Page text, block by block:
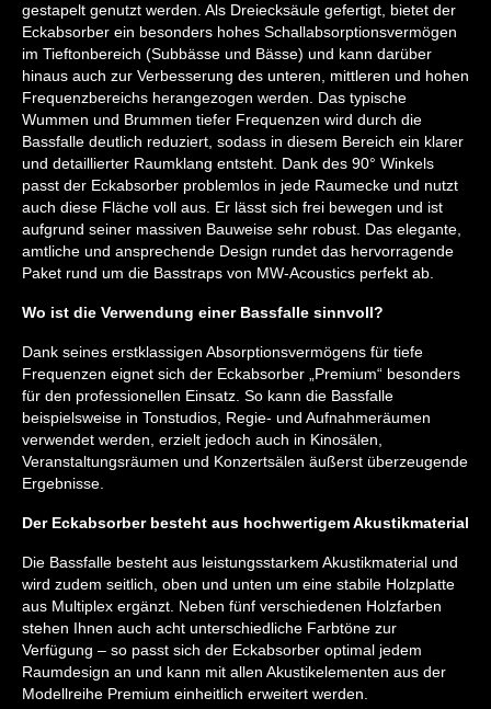
gestapelt genutzt werden. Als Dreiecksäule gefertigt, bietet der
Eckabsorber ein besonders hohes Schallabsorptionsvermögen
im Tieftonbereich (Subbässe und Bässe) und kann darüber
hinaus auch zur Verbesserung des unteren, mittleren und hohen
Frequenzbereichs herangezogen werden. Das typische
Wummen und Brummen tiefer Frequenzen wird durch die
Bassfalle deutlich reduziert, sodass in diesem Bereich ein klarer
und detaillierter Raumklang entsteht. Dank des 90° Winkels
passt der Eckabsorber problemlos in jede Raumecke und nutzt
auch diese Fläche voll aus. Er lässt sich frei bewegen und ist
aufgrund seiner massiven Bauweise sehr robust. Das elegante,
amtliche und ansprechende Design rundet das hervorragende
Paket rund um die Basstraps von MW-Acoustics perfekt ab.
Wo ist die Verwendung einer Bassfalle sinnvoll?
Dank seines erstklassigen Absorptionsvermögens für tiefe
Frequenzen eignet sich der Eckabsorber „Premium“ besonders
für den professionellen Einsatz. So kann die Bassfalle
beispielsweise in Tonstudios, Regie- und Aufnahmeräumen
verwendet werden, erzielt jedoch auch in Kinosälen,
Veranstaltungsräumen und Konzertsälen äußerst überzeugende
Ergebnisse.
Der Eckabsorber besteht aus hochwertigem Akustikmaterial
Die Bassfalle besteht aus leistungsstarkem Akustikmaterial und
wird zudem seitlich, oben und unten um eine stabile Holzplatte
aus Multiplex ergänzt. Neben fünf verschiedenen Holzfarben
stehen Ihnen auch acht unterschiedliche Farbtöne zur
Verfügung – so passt sich der Eckabsorber optimal jedem
Raumdesign an und kann mit allen Akustikelementen aus der
Modellreihe Premium einheitlich erweitert werden.